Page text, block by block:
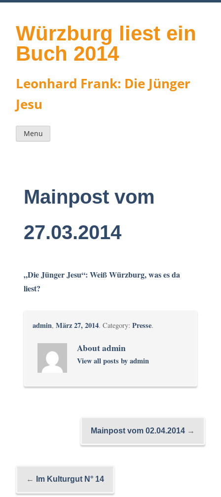
Skip
Würzburg liest ein
Buch 2014
Leonhard Frank: Die Jünger
Jesu
Menu
Mainpost vom
27.03.2014
„Die Jünger Jesu“: Weiß Würzburg, was es da
liest?
admin,März 27, 2014. Category:Presse.
About admin
View all posts by admin
Mainpost vom 02.04.2014→
← Im Kulturgut N° 14